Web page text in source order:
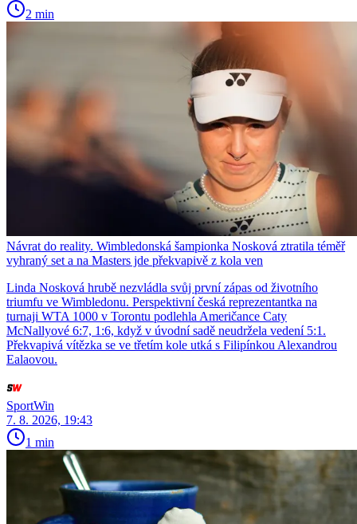
2 min
Návrat do reality. Wimbledonská šampionka Nosková ztratila téměř
vyhraný set a na Masters jde překvapivě z kola ven
Linda Nosková hrubě nezvládla svůj první zápas od životního
triumfu ve Wimbledonu. Perspektivní česká reprezentantka na
turnaji WTA 1000 v Torontu podlehla Američance Caty
McNallyové 6:7, 1:6, když v úvodní sadě neudržela vedení 5:1.
Překvapivá vítězka se ve třetím kole utká s Filipínkou Alexandrou
Ealaovou.
SportWin
7. 8. 2026, 19:43
1 min